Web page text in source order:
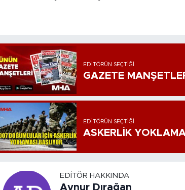
EDITÖRÜN SEÇTIĞI
GAZETE
EDITÖRÜN SEÇTIĞI
ASKERLİK
EDITÖR HAKKINDA
Aynur Dırağan